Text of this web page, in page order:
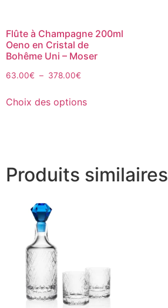
Flûte à Champagne 200ml
Oeno en Cristal de
Bohême Uni – Moser
63.00€ – 378.00€
Choix des options
Produits similaires